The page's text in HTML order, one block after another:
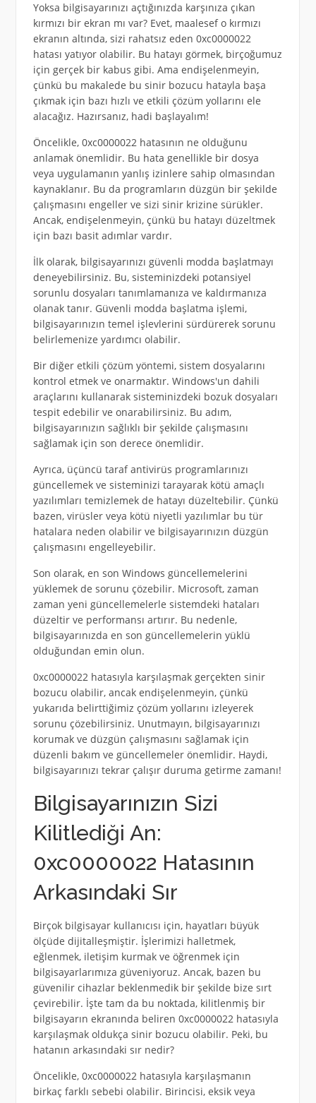
Yoksa bilgisayarınızı açtığınızda karşınıza çıkan
kırmızı bir ekran mı var? Evet, maalesef o kırmızı
ekranın altında, sizi rahatsız eden 0xc0000022
hatası yatıyor olabilir. Bu hatayı görmek, birçoğumuz
için gerçek bir kabus gibi. Ama endişelenmeyin,
çünkü bu makalede bu sinir bozucu hatayla başa
çıkmak için bazı hızlı ve etkili çözüm yollarını ele
alacağız. Hazırsanız, hadi başlayalım!
Öncelikle, 0xc0000022 hatasının ne olduğunu
anlamak önemlidir. Bu hata genellikle bir dosya
veya uygulamanın yanlış izinlere sahip olmasından
kaynaklanır. Bu da programların düzgün bir şekilde
çalışmasını engeller ve sizi sinir krizine sürükler.
Ancak, endişelenmeyin, çünkü bu hatayı düzeltmek
için bazı basit adımlar vardır.
İlk olarak, bilgisayarınızı güvenli modda başlatmayı
deneyebilirsiniz. Bu, sisteminizdeki potansiyel
sorunlu dosyaları tanımlamanıza ve kaldırmanıza
olanak tanır. Güvenli modda başlatma işlemi,
bilgisayarınızın temel işlevlerini sürdürerek sorunu
belirlemenize yardımcı olabilir.
Bir diğer etkili çözüm yöntemi, sistem dosyalarını
kontrol etmek ve onarmaktır. Windows'un dahili
araçlarını kullanarak sisteminizdeki bozuk dosyaları
tespit edebilir ve onarabilirsiniz. Bu adım,
bilgisayarınızın sağlıklı bir şekilde çalışmasını
sağlamak için son derece önemlidir.
Ayrıca, üçüncü taraf antivirüs programlarınızı
güncellemek ve sisteminizi tarayarak kötü amaçlı
yazılımları temizlemek de hatayı düzeltebilir. Çünkü
bazen, virüsler veya kötü niyetli yazılımlar bu tür
hatalara neden olabilir ve bilgisayarınızın düzgün
çalışmasını engelleyebilir.
Son olarak, en son Windows güncellemelerini
yüklemek de sorunu çözebilir. Microsoft, zaman
zaman yeni güncellemelerle sistemdeki hataları
düzeltir ve performansı artırır. Bu nedenle,
bilgisayarınızda en son güncellemelerin yüklü
olduğundan emin olun.
0xc0000022 hatasıyla karşılaşmak gerçekten sinir
bozucu olabilir, ancak endişelenmeyin, çünkü
yukarıda belirttiğimiz çözüm yollarını izleyerek
sorunu çözebilirsiniz. Unutmayın, bilgisayarınızı
korumak ve düzgün çalışmasını sağlamak için
düzenli bakım ve güncellemeler önemlidir. Haydi,
bilgisayarınızı tekrar çalışır duruma getirme zamanı!
Bilgisayarınızın Sizi
Kilitlediği An:
0xc0000022 Hatasının
Arkasındaki Sır
Birçok bilgisayar kullanıcısı için, hayatları büyük
ölçüde dijitalleşmiştir. İşlerimizi halletmek,
eğlenmek, iletişim kurmak ve öğrenmek için
bilgisayarlarımıza güveniyoruz. Ancak, bazen bu
güvenilir cihazlar beklenmedik bir şekilde bize sırt
çevirebilir. İşte tam da bu noktada, kilitlenmiş bir
bilgisayarın ekranında beliren 0xc0000022 hatasıyla
karşılaşmak oldukça sinir bozucu olabilir. Peki, bu
hatanın arkasındaki sır nedir?
Öncelikle, 0xc0000022 hatasıyla karşılaşmanın
birkaç farklı sebebi olabilir. Birincisi, eksik veya